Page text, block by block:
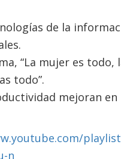
de la
“La mujer es
todo”.
mejoran
n